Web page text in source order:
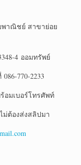
าณิชย์ สาขาย่อย
4 ออมทรัพย์
770-2233
อมเบอร์โทรศัพท์
ม่ต้องส่งสลิปมา